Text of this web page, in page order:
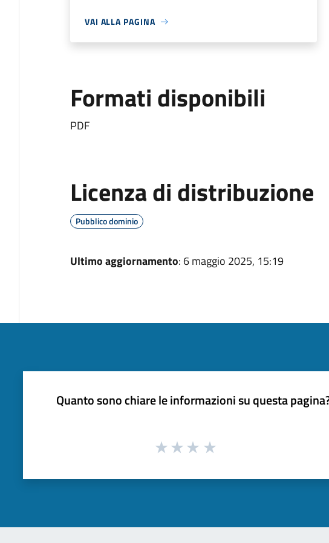
VAI ALLA PAGINA
Formati disponibili
PDF
Licenza di distribuzione
Pubblico dominio
Ultimo aggiornamento: 6 maggio 2025, 15:19
Quanto sono chiare le informazioni su questa